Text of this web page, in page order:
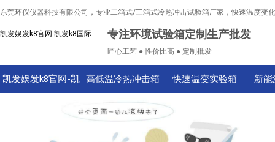
东莞环仪仪器科技有限公司，专业二箱式/三箱式冷热冲击试验箱厂家，快速温度变
凯发娱发k8官网-凯发k8国际 专注环境试验箱定制生产批发
匠心工艺 ● 性价比高 ● 定制批发
凯发娱发k8官网-凯 高低温冷热冲击箱 快速温变实验箱 新